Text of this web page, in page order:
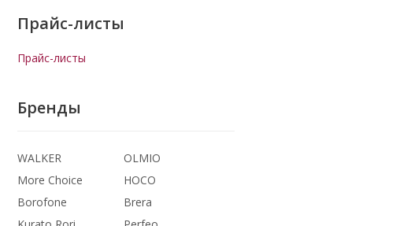
Прайс-листы
Прайс-листы
Бренды
WALKER
OLMIO
More Choice
HOCO
Borofone
Brera